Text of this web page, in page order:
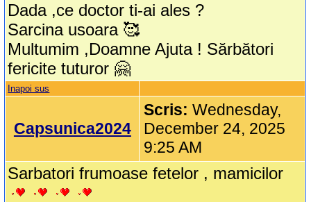
Dada ,ce doctor ti-ai ales ?
Sarcina usoara 🥰
Multumim ,Doamne Ajuta ! Sărbători
fericite tuturor 🤗
Inapoi sus
Capsunica2024
Scris:Wednesday,
December 24, 2025
9:25 AM
Sarbatori frumoase fetelor , mamicilor